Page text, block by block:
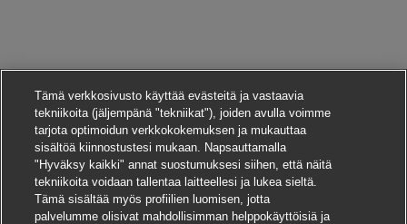
Tämä verkkosivusto käyttää evästeitä ja vastaavia
tekniikoita (jäljempänä "tekniikat"), joiden avulla voimme
tarjota optimoidun verkkokokemuksen ja mukauttaa
sisältöä kiinnostustesi mukaan. Napsauttamalla
"Hyväksy kaikki" annat suostumuksesi siihen, että näitä
tekniikoita voidaan tallentaa laitteellesi ja lukea sieltä.
Tämä sisältää myös profiilien luomisen, jotta
palvelumme olisivat mahdollisimman helppokäyttöisiä ja